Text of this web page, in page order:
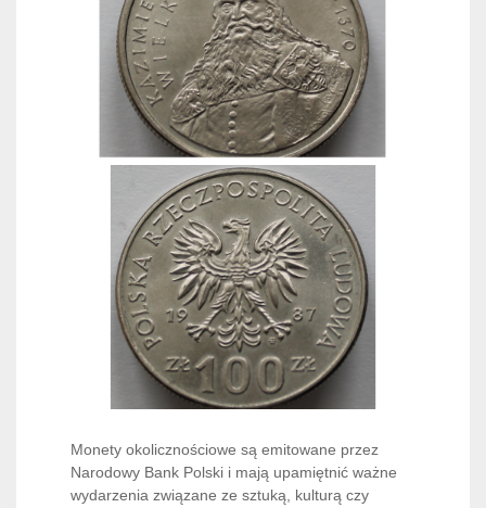
Monety okolicznościowe są emitowane przez
Narodowy Bank Polski i mają upamiętnić ważne
wydarzenia związane ze sztuką, kulturą czy